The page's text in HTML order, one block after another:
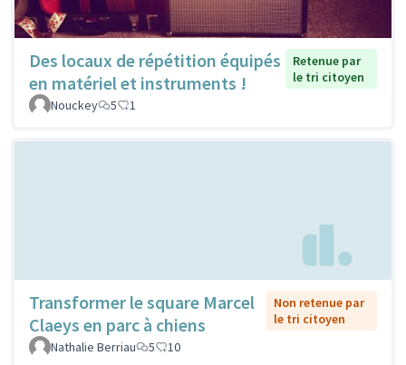
Des locaux de répétition équipés
en matériel et instruments !
Retenue par
le tri citoyen
Nouckey
5 1
Transformer le square Marcel
Claeys en parc à chiens
Non retenue par
le tri citoyen
Nathalie Berriau
5 10